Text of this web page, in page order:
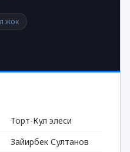
жок
Торт-Кул элеси
Зайирбек Султанов